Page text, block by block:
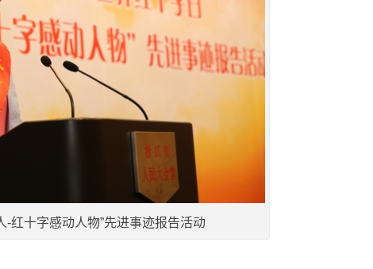
-红十字感动人物”先进事迹报告活动